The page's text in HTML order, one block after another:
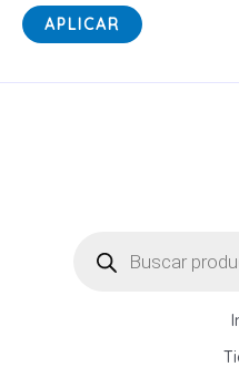
s
a
APLICAR
productos